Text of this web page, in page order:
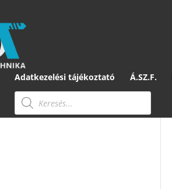
Adatkezelési tájékoztató Á.SZ.F.
Products
search